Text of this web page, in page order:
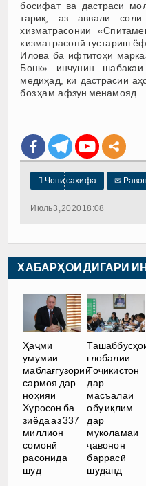
босифат ва дастраси
тариқ, аз аввали
хизматрасонии
хизматрасонӣ густариш
Илова ба ифтитоҳи
Бонк» инчунин
медиҳад, ки дастрасии
боз ҳам афзун менамояд.
 Чопи саҳифа ✉
Июль 3, 2020 18:08
ХАБАРҲОИ ДИГАРИ
Ҳаҷми
умумии
маблағгузории
сармоя дар
ноҳияи
Хуросон ба
зиёда аз 337
миллион
сомонӣ
расонида
шуд
глобалии
Тоҷикистон
дар
масъалаи
обу иқлим
дар
муколамаи
ҷавонон
баррасӣ
шуданд